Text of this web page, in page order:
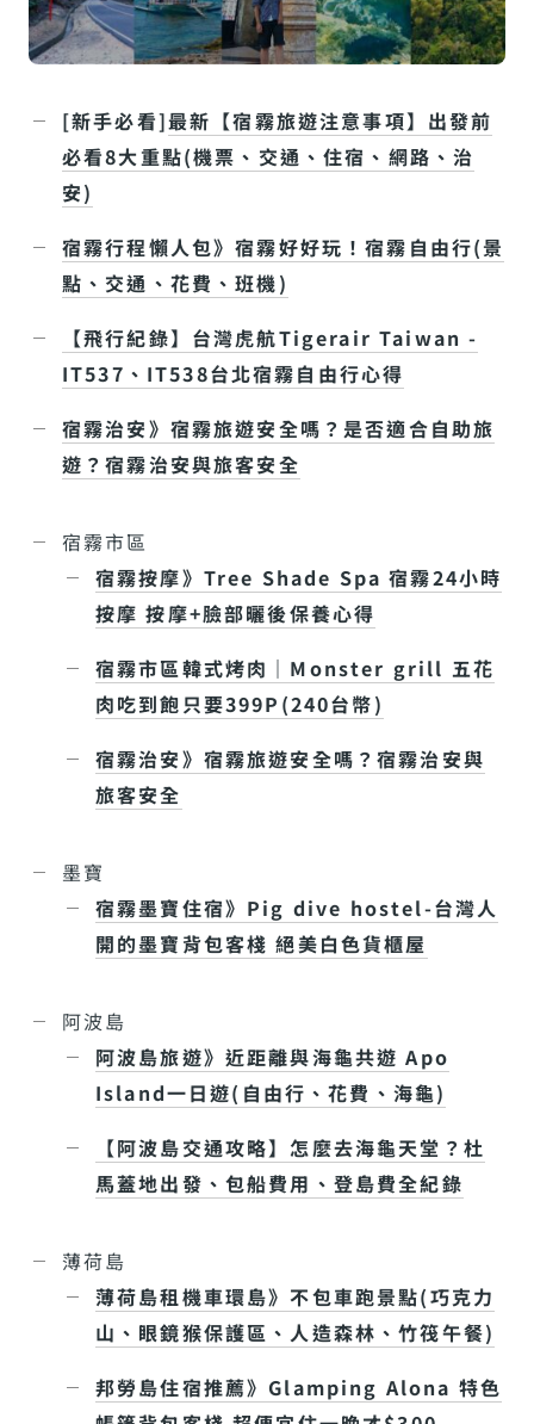
[新手必看]最新【宿霧旅遊注意事項】出發前
必看8大重點(機票、交通、住宿、網路、治
安)
宿霧行程懶人包》宿霧好好玩！宿霧自由行(景
點、交通、花費、班機)
【飛行紀錄】台灣虎航Tigerair Taiwan -
IT537、IT538台北宿霧自由行心得
宿霧治安》宿霧旅遊安全嗎？是否適合自助旅
遊？宿霧治安與旅客安全
宿霧市區
宿霧按摩》Tree Shade Spa 宿霧24小時
按摩 按摩+臉部曬後保養心得
宿霧市區韓式烤肉｜Monster grill 五花
肉吃到飽只要399P(240台幣)
宿霧治安》宿霧旅遊安全嗎？宿霧治安與
旅客安全
墨寶
宿霧墨寶住宿》Pig dive hostel-台灣人
開的墨寶背包客棧 絕美白色貨櫃屋
阿波島
阿波島旅遊》近距離與海龜共遊 Apo
Island一日遊(自由行、花費、海龜)
【阿波島交通攻略】怎麼去海龜天堂？杜
馬蓋地出發、包船費用、登島費全紀錄
薄荷島
薄荷島租機車環島》不包車跑景點(巧克力
山、眼鏡猴保護區、人造森林、竹筏午餐)
邦勞島住宿推薦》Glamping Alona 特色